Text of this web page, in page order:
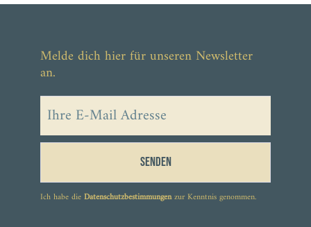
Melde dich hier für unseren Newsletter
an.
Senden
Ich habe dieDatenschutzbestimmungenzur Kenntnis genommen.